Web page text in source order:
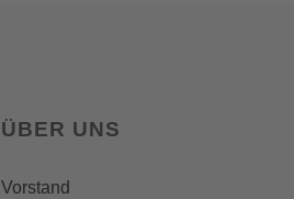
ÜBER UNS
Vorstand